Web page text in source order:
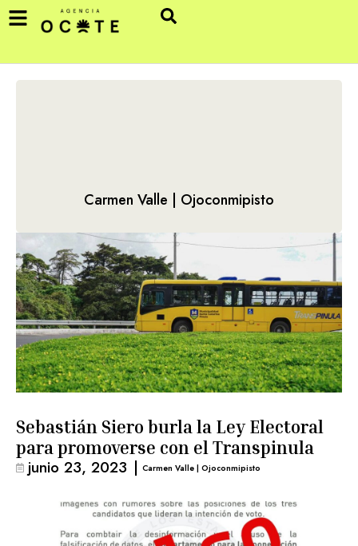
Carmen Valle | Ojoconmipisto
Sebastián Siero burla la Ley Electoral
para promoverse con el Transpinula
junio 23, 2023 | Carmen Valle | Ojoconmipisto